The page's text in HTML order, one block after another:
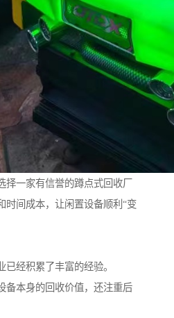
一家有信誉的蹲点式回收厂
时间成本，让闲置设备顺利“变
经积累了丰富的经验。
备本身的回收价值，还注重后